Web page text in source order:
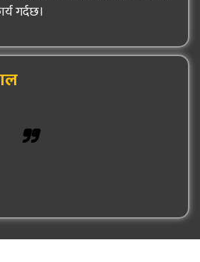
गर्दछ।